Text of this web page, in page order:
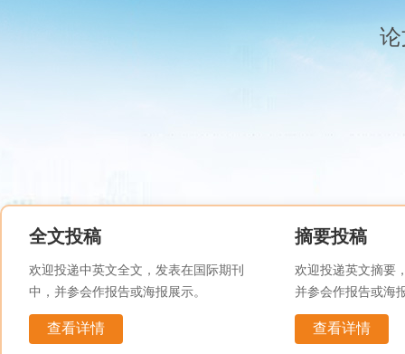
全文投稿
欢迎投递中英文全文，发表在国际期刊
中，并参会作报告或海报展示。
查看详情
摘要投稿
欢迎投递英文摘要
并参会作报告或海
查看详情